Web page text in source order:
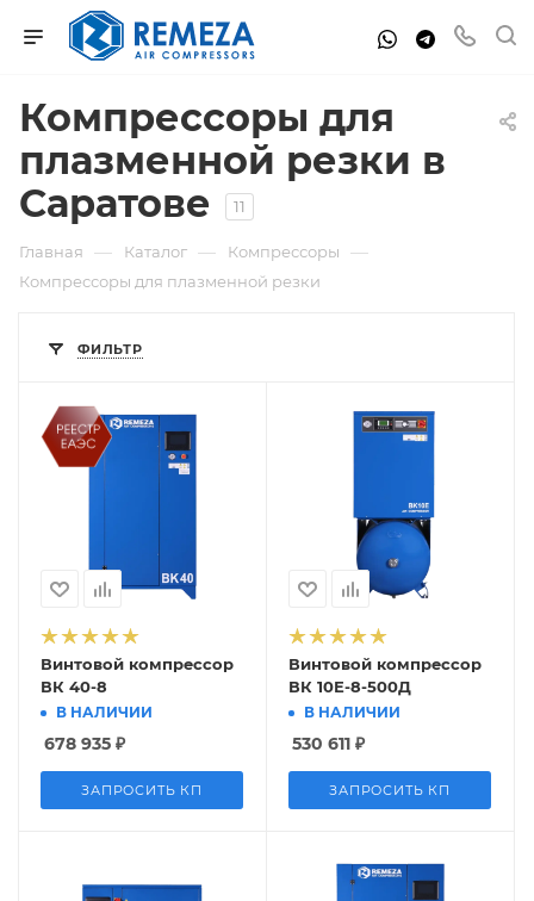
Компрессоры для
плазменной резки в
Саратове
11
Главная — Каталог — Компрессоры —
Компрессоры для плазменной резки
ФИЛЬТР
Винтовой компрессор
ВК 40-8
В НАЛИЧИИ
678 935 ₽
ЗАПРОСИТЬ КП
Винтовой компрессор
ВК 10Е-8-500Д
В НАЛИЧИИ
530 611 ₽
ЗАПРОСИТЬ КП